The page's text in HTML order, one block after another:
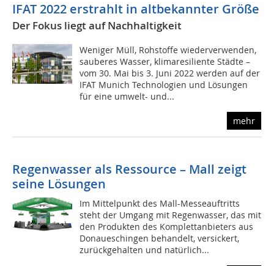
IFAT 2022 erstrahlt in altbekannter Größe
Der Fokus liegt auf Nachhaltigkeit
Weniger Müll, Rohstoffe wiederverwenden,
sauberes Wasser, klimaresiliente Städte –
vom 30. Mai bis 3. Juni 2022 werden auf der
IFAT Munich Technologien und Lösungen
für eine umwelt- und...
mehr
Regenwasser als Ressource – Mall zeigt
seine Lösungen
Im Mittelpunkt des Mall-Messeauftritts
steht der Umgang mit Regenwasser, das mit
den Produkten des Komplettanbieters aus
Donaueschingen behandelt, versickert,
zurückgehalten und natürlich...